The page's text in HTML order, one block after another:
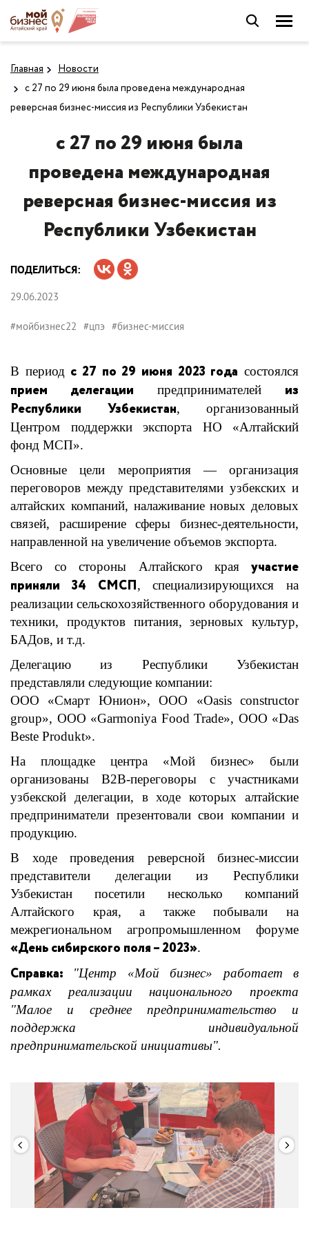
Главная
Новости
с 27 по 29 июня была проведена международная
реверсная бизнес-миссия из Республики Узбекистан
с 27 по 29 июня была
проведена международная
реверсная бизнес-миссия из
Республики Узбекистан
ПОДЕЛИТЬСЯ:
29.06.2023
#мойбизнес22 #цпэ #бизнес-миссия
В период с 27 по 29 июня 2023 года состоялся
прием делегации предпринимателей из
Республики Узбекистан, организованный
Центром поддержки экспорта НО «Алтайский
фонд МСП».
Основные цели мероприятия — организация
переговоров между представителями узбекских и
алтайских компаний, налаживание новых деловых
связей, расширение сферы бизнес-деятельности,
направленной на увеличение объемов экспорта.
Всего со стороны Алтайского края участие
приняли 34 СМСП, специализирующихся на
реализации сельскохозяйственного оборудования и
техники, продуктов питания, зерновых культур,
БАДов, и т.д.
Делегацию из Республики Узбекистан
представляли следующие компании:
ООО «Смарт Юнион», ООО «Оasis constructor
group», ООО «Garmoniya Food Trade», ООО «Das
Beste Produkt».
На площадке центра «Мой бизнес» были
организованы B2В-переговоры с участниками
узбекской делегации, в ходе которых алтайские
предприниматели презентовали свои компании и
продукцию.
В ходе проведения реверсной бизнес-миссии
представители делегации из Республики
Узбекистан посетили несколько компаний
Алтайского края, а также побывали на
межрегиональном агропромышленном форуме
«День сибирского поля – 2023».
Справка:
"Центр «Мой бизнес» работает в
рамках реализации национального проекта
"Малое и среднее предпринимательство и
поддержка индивидуальной
предпринимательской инициативы".